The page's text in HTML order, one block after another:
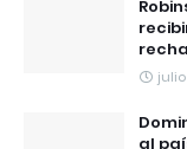
julio
al